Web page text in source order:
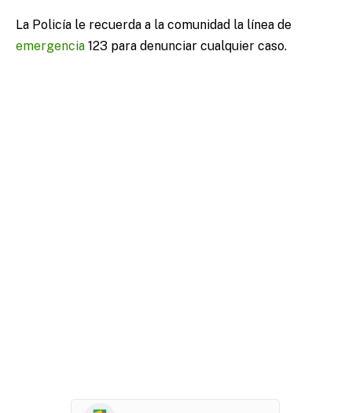
La Policía le recuerda a la comunidad la línea de
emergencia 123 para denunciar cualquier caso.